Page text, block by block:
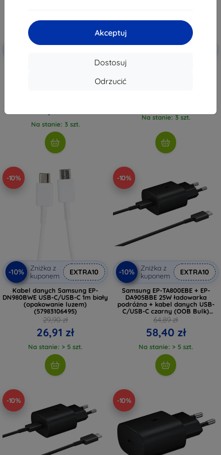
Akceptuj
Dostosuj
Odrzucić
Zniżka z
Kabel danych Samsung EP-
czarny (opakowanie luzem) (EP-
Na stanie: 3 szt.
Zniżka z
Samsung EP-DG970BWE kabel
Bulk) (GP-TOU021RFAWW)
Na stanie: 3 szt.
-10%
-10%
Zniżka z
kuponem
EXTRA10
Kabel danych Samsung EP-
DN980BWE USB-C/USB-C 1m biały
(opakowanie luzem)
(57983106495)
29,90 zł
26,91 zł
Na stanie: > 5 szt.
-10%
-10%
Zniżka z
kuponem
EXTRA10
Samsung EP-TA800EBE + EP-
DA905BBE 25W ładowarka
podróżna + kabel danych USB-
C/USB-C czarny (OOB Bulk)
(2453355)
64,89 zł
58,40 zł
Na stanie: > 5 szt.
-10% -10%